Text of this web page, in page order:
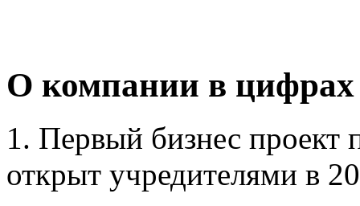
О компании в цифрах
1. Первый бизнес
открыт учредителями в